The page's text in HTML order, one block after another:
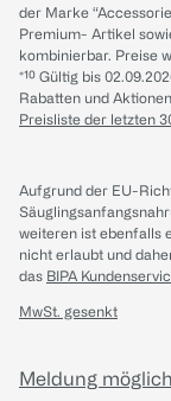
der Marke
Premium- Artikel
kombinierbar. Preise
*¹⁰ Gültig bis
Rabatten und
Preisliste der letzten
Aufgrund der EU-
weiteren ist ebenfalls
nicht erlaubt und
das BIPA
MwSt. gesenkt
Meldung